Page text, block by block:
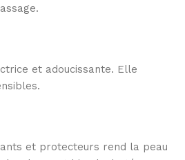
et adoucissante. Elle
et protecteurs rend la peau